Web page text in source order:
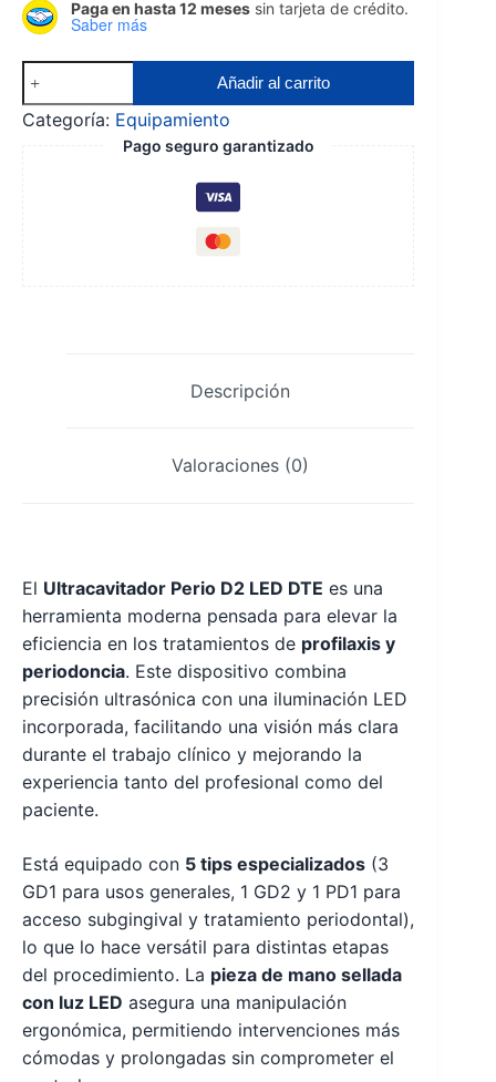
Paga en hasta 12 meses sin tarjeta de crédito.
Saber más
perio
D2
Añadir al carrito
Categoría: Equipamiento
Pago seguro garantizado
Descripción
Valoraciones (0)
El Ultracavitador Perio D2 LED DTE es una
herramienta moderna pensada para elevar la
eficiencia en los tratamientos de profilaxis y
periodoncia. Este dispositivo combina
precisión ultrasónica con una iluminación LED
incorporada, facilitando una visión más clara
durante el trabajo clínico y mejorando la
experiencia tanto del profesional como del
paciente.
Está equipado con 5 tips especializados (3
GD1 para usos generales, 1 GD2 y 1 PD1 para
acceso subgingival y tratamiento periodontal),
lo que lo hace versátil para distintas etapas
del procedimiento. La pieza de mano sellada
con luz LED asegura una manipulación
ergonómica, permitiendo intervenciones más
cómodas y prolongadas sin comprometer el